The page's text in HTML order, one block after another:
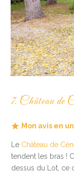
7. Château de
Mon avis en
Le Château de
tendent les bras !
dessus du Lot, ce